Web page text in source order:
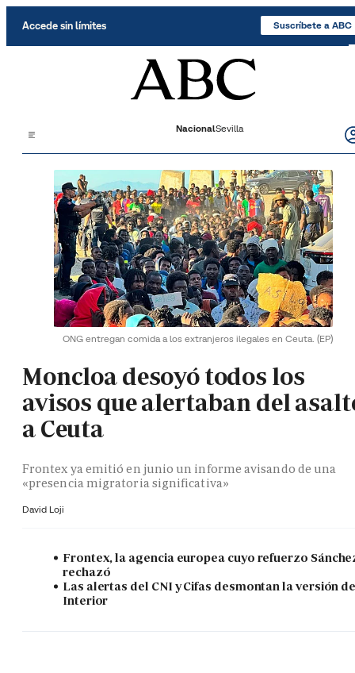
Accede sin límites Suscríbete a ABC
NacionalSevilla
ONG entregan comida a los extranjeros ilegales en Ceuta. (EP)
Moncloa desoyó todos los
avisos que alertaban del
a Ceuta
Frontex ya emitió en junio un informe avisando de una
«presencia migratoria significativa»
David Loji
Frontex, la agencia europea cuyo refuerzo
rechazó
Las alertas del CNI y Cifas desmontan la versión
Interior